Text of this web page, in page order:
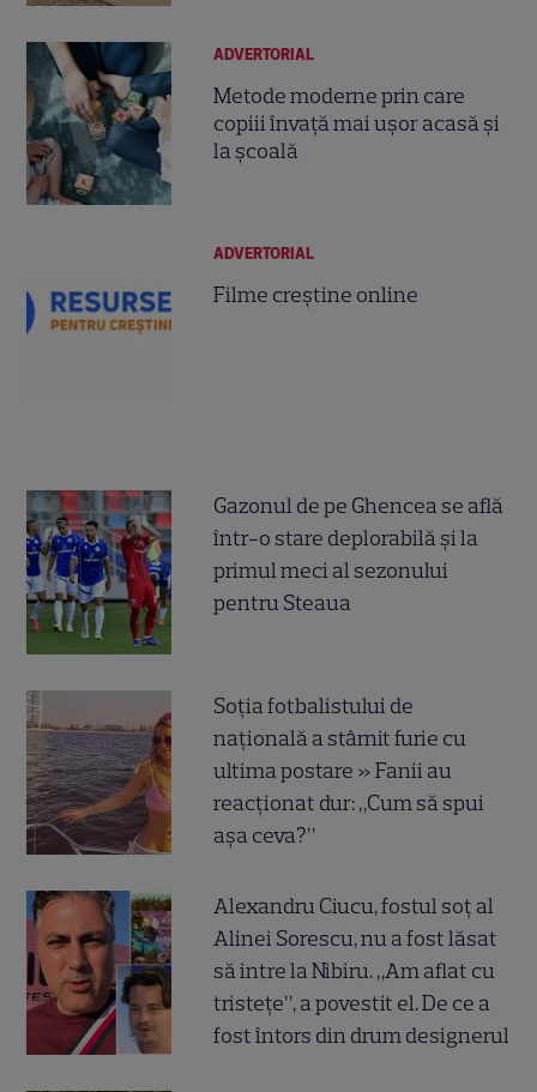
ADVERTORIAL
Metode moderne prin care
copiii învață mai ușor acasă și
la școală
ADVERTORIAL
Filme creștine online
Gazonul de pe Ghencea se află
într-o stare deplorabilă și la
primul meci al sezonului
pentru Steaua
Soția fotbalistului de
națională a stârnit furie cu
ultima postare » Fanii au
reacționat dur: „Cum să spui
așa ceva?”
Alexandru Ciucu, fostul soț al
Alinei Sorescu, nu a fost lăsat
să intre la Nibiru. „Am aflat cu
tristețe”, a povestit el. De ce a
fost întors din drum designerul